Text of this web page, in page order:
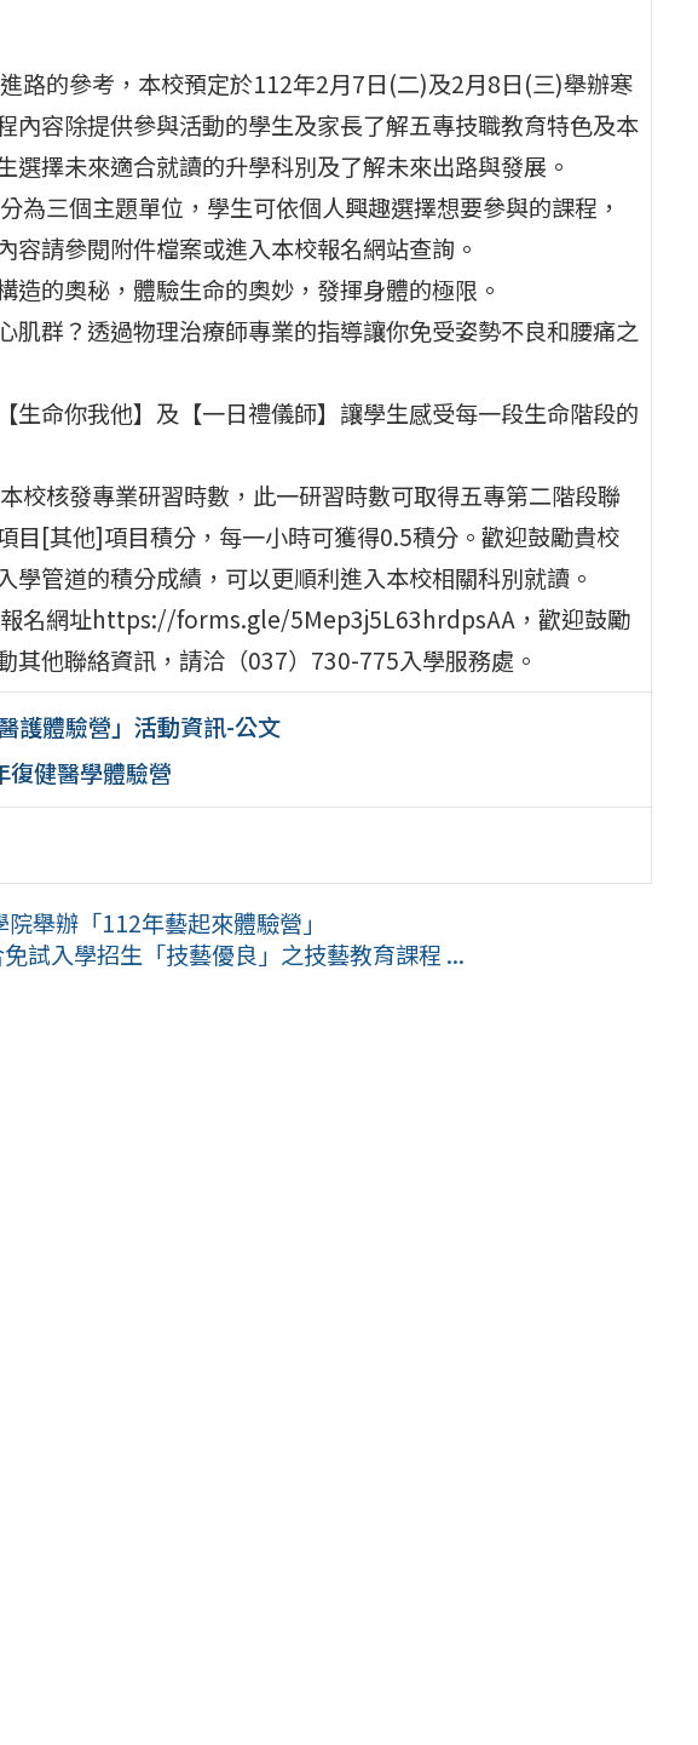
路的參考，本校預定於112年2月7日(二)及2月8日(三)舉辦寒
內容除提供參與活動的學生及家長了解五專技職教育特色及本
選擇未來適合就讀的升學科別及了解未來出路與發展。
為三個主題單位，學生可依個人興趣選擇想要參與的課程，
容請參閱附件檔案或進入本校報名網站查詢。
造的奧秘，體驗生命的奧妙，發揮身體的極限。
肌群？透過物理治療師專業的指導讓你免受姿勢不良和腰痛之
生命你我他】及【一日禮儀師】讓學生感受每一段生命階段的
校核發專業研習時數，此一研習時數可取得五專第二階段聯
目[其他]項目積分，每一小時可獲得0.5積分。歡迎鼓勵貴校
學管道的積分成績，可以更順利進入本校相關科別就讀。
報名網址https://forms.gle/5Mep3j5L63hrdpsAA，歡迎鼓勵
其他聯絡資訊，請洽（037）730-775入學服務處。
護體驗營」活動資訊-公文
健醫學體驗營
舉辦「112年藝起來體驗營」
試入學招生「技藝優良」之技藝教育課程 ...